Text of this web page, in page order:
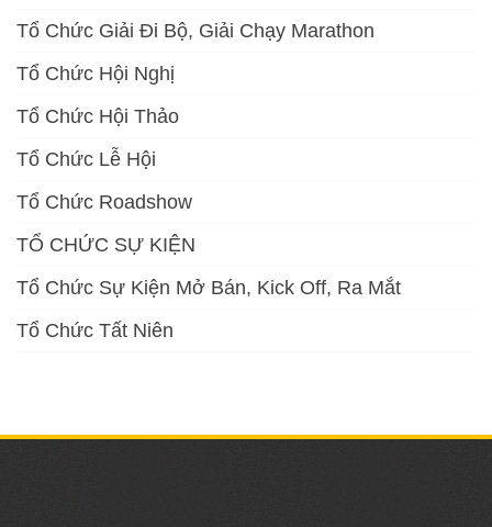
Tổ Chức Giải Đi Bộ, Giải Chạy Marathon
Tổ Chức Hội Nghị
Tổ Chức Hội Thảo
Tổ Chức Lễ Hội
Tổ Chức Roadshow
TỔ CHỨC SỰ KIỆN
Tổ Chức Sự Kiện Mở Bán, Kick Off, Ra Mắt
Tổ Chức Tất Niên